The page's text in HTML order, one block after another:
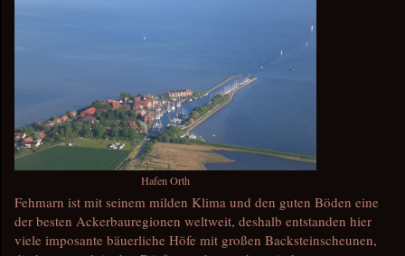
Hafen Orth
Fehmarn ist mit seinem milden Klima und den guten Böden eine
der besten Ackerbauregionen weltweit, deshalb entstanden hier
viele imposante bäuerliche Höfe mit großen Backsteinscheunen,